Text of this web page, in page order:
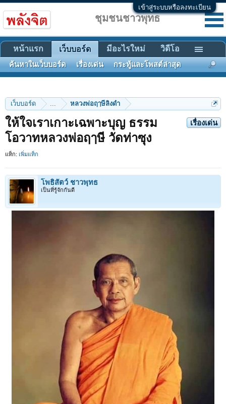
เข้าสู่ระบบหรือลงทะเบียน
เว็บบอร์ด ... หลวงพ่อฤๅษีลิงดำ
เรื่องเด่น
ให้ใจเราเกาะเฉพาะบุญ ธรรม
โอวาทหลวงพ่อฤๅษี วัดท่าซุง
แท็ก: เพิ่มแท็ก
โพธิสัตว์ ชาวพุทธ
เป็นที่รู้จักกันดี
ชุมชนชาวพุทธ
หน้าแรก เว็บบอร์ด
ค้นหาในเว็บบอร์ด เรื่องเด่น กระทู้และโพสต์ล่าสุด
มีอะไรใหม่ วิดีโอ